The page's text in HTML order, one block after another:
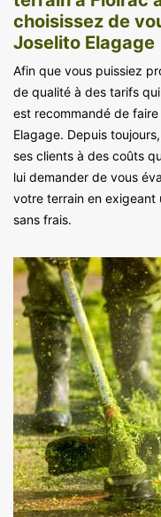
choisissez de
Joselito Elagage
Afin que vous puissiez
de qualité à des tarifs
est recommandé de
Elagage. Depuis
ses clients à des coûts
lui demander de vous
votre terrain en exigeant
sans frais.